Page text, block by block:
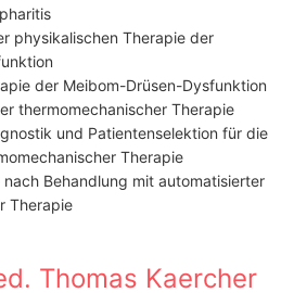
physikalischen Therapie der
der Meibom-Drüsen-Dysfunktion
thermomechanischer Therapie
und Patientenselektion für die
Therapie
nach Behandlung mit automatisierter
Therapie
Thomas Kaercher